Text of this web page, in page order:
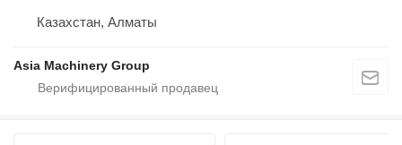
Казахстан, Алматы
Asia Machinery Group